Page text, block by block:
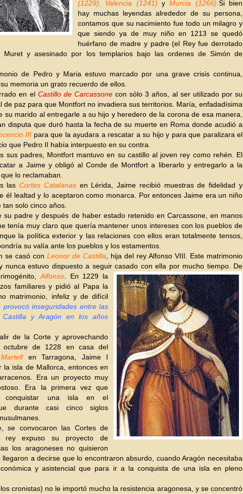
(1229), Valencia (1241) yMurcia (1266). Si bien
hay muchas leyendas alrededor de su persona,
contamos que su nacimiento fue todo un milagro y
que siendo ya de muy niño en 1213 se quedó
huérfano de madre y padre (el Rey fue derrotado
y asesinado por los templarios bajo las ordenes de Simón de
de Pedro y Maria estuvo marcado por una grave crisis continua,
memoria un grato recuerdo de ellos.
en el Castillo de Carcassonecon sólo 3 años, al ser utilizado por su
de paz para que Montfort no invadiera sus territorios. María, enfadadísima
su marido al entregarle a su hijo y heredero de la corona de esa manera,
disputa que duró hasta la fecha de su muerte en Roma donde acudió a
III para que la ayudara a rescatar a su hijo y para que paralizara el
que Pedro II había interpuesto en su contra.
sus padres, Montfort mantuvo en su castillo al joven rey como rehén. El
a Jaime y obligó al Conde de Montfort a liberarlo y entregarlo a la
lo reclamaban.
lasCortes Catalanasen Lérida, Jaime recibió muestras de fidelidad y
él lealtad y lo aceptaron como monarca. Por entonces Jaime era un niño
solo cinco años.
su padre y después de haber estado retenido en Carcassone, en manos
tenía muy claro que quería mantener unos intereses con los pueblos de
la política exterior y las relaciones con ellos eran totalmente tensos,
su valía ante los pueblos y los estamentos.
se casó con Leonor de Castilla , hija del rey Alfonso VIII. Este matrimonio
nunca estuvo dispuesto a seguir casado con ella por mucho tiempo. De
Alfonso. En 1229 la
familiares y pidió al Papa la
matrimonio, infeliz y de difícil
provocó inseguridades entre las
Castilla y Aragón en los años
de la Corte y aprovechando
octubre de 1228 en casa del
en Tarragona, Jaime I
la isla de Mallorca, entonces en
Era un proyecto muy
Era la primera vez que
conquistar una isla en el
durante casi cinco siglos
se convocaron las Cortes de
rey expuso su proyecto de
los aragoneses no quisieron
llegaron a decirse que lo encontraron absurdo, cuando Aragón necesitaba
y asistencial que para ir a la conquista de una isla en pleno
cronistas) no le importó mucho la resistencia aragonesa, y se concentró